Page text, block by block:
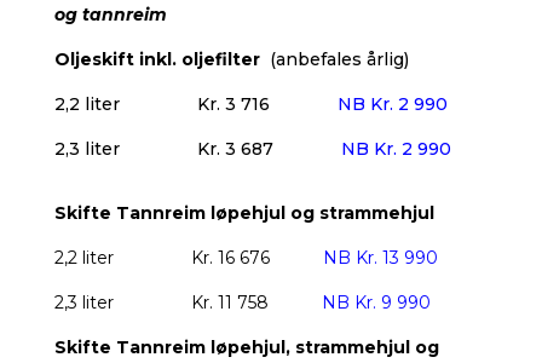
og tannreim
Oljeskift inkl. oljefilter (anbefales årlig)
2,2 liter Kr. 3 716 NB Kr. 2 990
2,3 liter Kr. 3 687 NB Kr. 2 990
Skifte Tannreim løpehjul og strammehjul
2,2 liter Kr. 16 676 NB Kr. 13 990
2,3 liter Kr. 11 758 NB Kr. 9 990
Skifte Tannreim løpehjul, strammehjul og